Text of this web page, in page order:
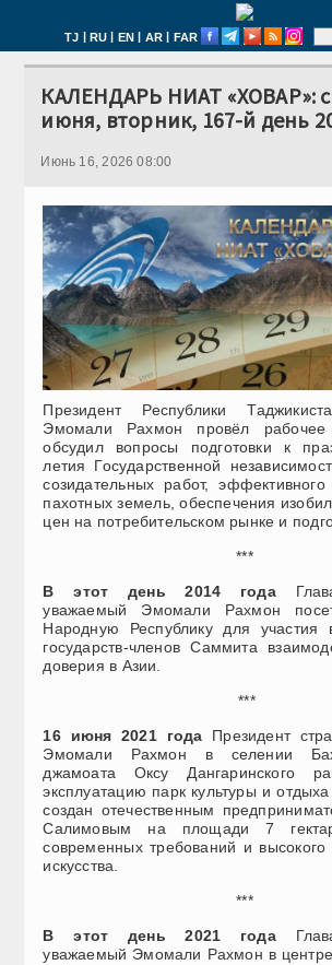
TJ | RU | EN | AR | FAR
КАЛЕНДАРЬ НИАТ «ХОВАР»:
июня, вторник, 167-й день
Июнь 16, 2026 08:00
Президент Республики
Эмомали Рахмон провёл
обсудил вопросы подготовки к
летия Государственной
созидательных работ, эффективного
пахотных земель, обеспечения
цен на потребительском рынке и
***
В этот день 2014 года
уважаемый Эмомали Рахмон
Народную Республику для участия
государств-членов Саммита
доверия в Азии.
***
16 июня 2021 года Президент
Эмомали Рахмон в селении
джамоата Оксу Дангаринского
эксплуатацию парк культуры и
создан отечественным
Салимовым на площади 7
современных требований и высокого
искусства.
***
В этот день 2021 годаГлава
уважаемый Эмомали Рахмон в центре